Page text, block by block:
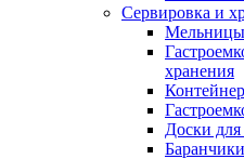
Сервировка и
Мельницы
хранения
Доски для